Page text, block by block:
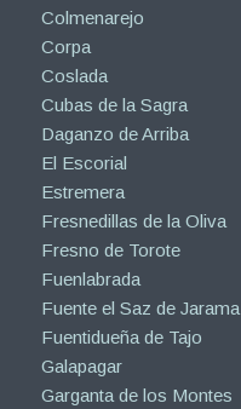
Colmenarejo
Corpa
Coslada
Cubas de la Sagra
Daganzo de Arriba
El Escorial
Estremera
Fresnedillas de la Oliva
Fresno de Torote
Fuenlabrada
Fuente el Saz de Jarama
Fuentidueña de Tajo
Galapagar
Garganta de los Montes